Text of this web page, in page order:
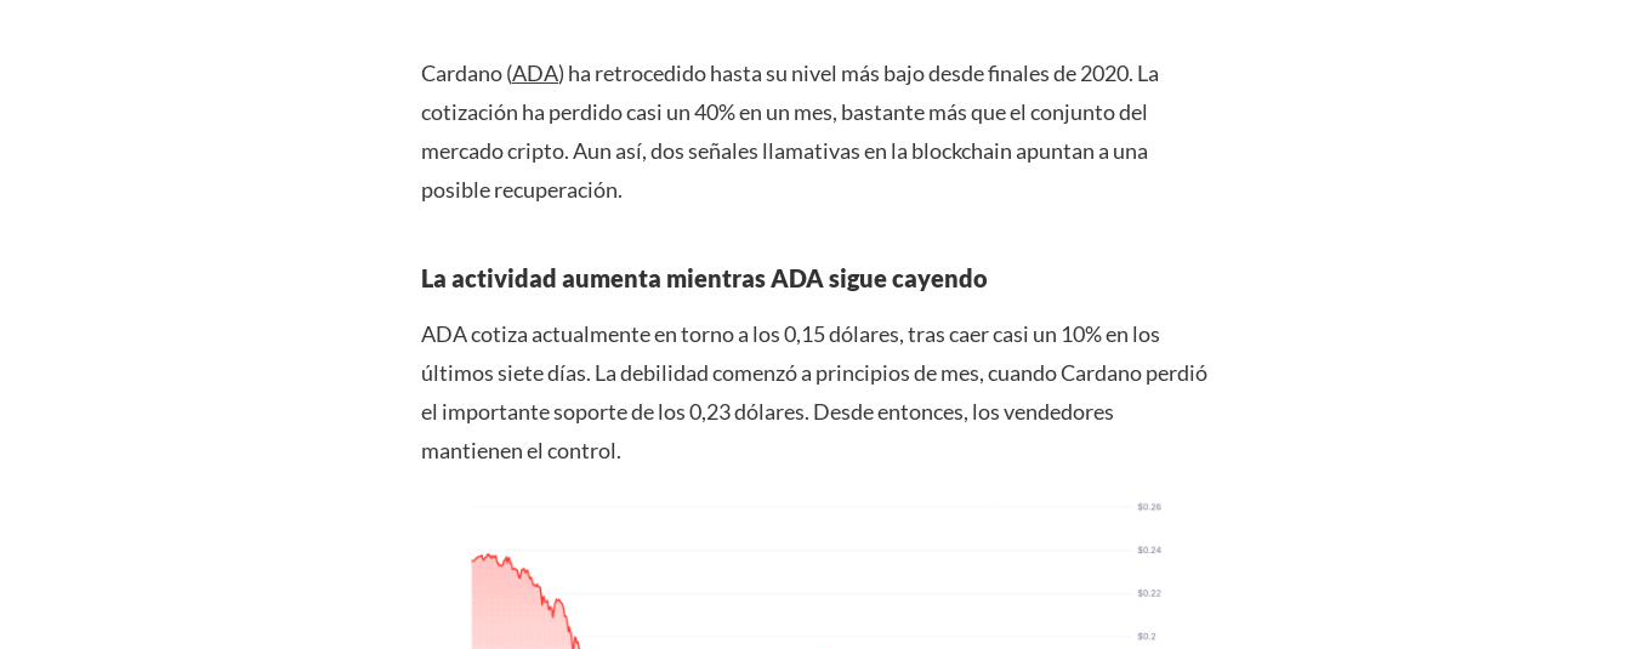
Cardano (ADA) ha retrocedido hasta su nivel más bajo desde finales de 2020. La
cotización ha perdido casi un 40% en un mes, bastante más que el conjunto del
mercado cripto. Aun así, dos señales llamativas en la blockchain apuntan a una
posible recuperación.
La actividad aumenta mientras ADA sigue cayendo
ADA cotiza actualmente en torno a los 0,15 dólares, tras caer casi un 10% en los
últimos siete días. La debilidad comenzó a principios de mes, cuando Cardano perdió
el importante soporte de los 0,23 dólares. Desde entonces, los vendedores
mantienen el control.